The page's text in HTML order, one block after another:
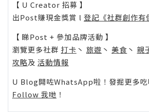
【 U Creator 招募 】
出Post賺現金獎賞 l 登記《社群創作有
【 睇Post + 參加品牌活動 】
瀏覽更多社群 打卡 丶 旅遊 丶 美食 丶 親
攻略及 活動情報
U Blog開咗WhatsApp啦！發掘更多吃
Follow 我哋 ！